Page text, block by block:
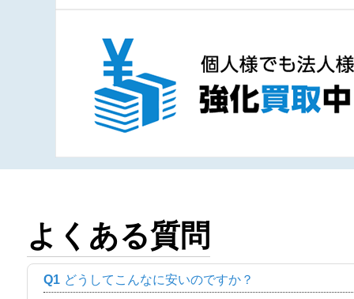
よくある質問
Q1 どうしてこんなに安いのですか？